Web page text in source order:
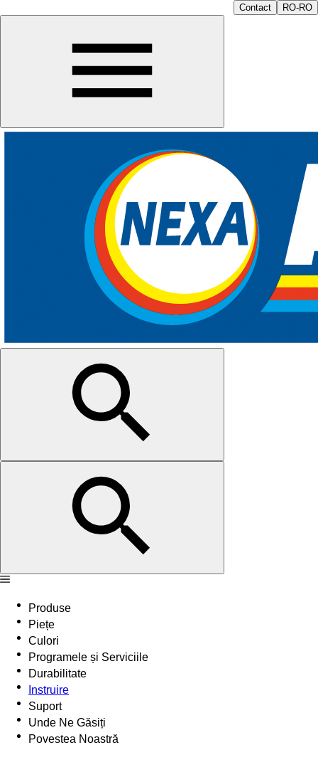
Contact RO-RO
Produse
Piețe
Culori
Programele și Serviciile
Durabilitate
Instruire
Suport
Unde Ne Găsiți
Povestea Noastră